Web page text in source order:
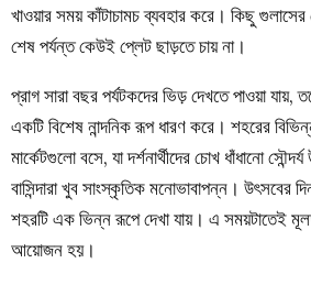
খাওয়ার সময় কাঁটাচামচ ব্যবহার করে। কিছু
শেষ পর্যন্ত কেউই প্লেট ছাড়তে চায় না।
প্রাগ সারা বছর পর্যটকদের ভিড় দেখতে পাওয়া যায়,
একটি বিশেষ নান্দনিক রূপ ধারণ করে। শহরের
মার্কেটগুলো বসে, যা দর্শনার্থীদের চোখ ধাঁধানো
বাসিন্দারা খুব সাংস্কৃতিক মনোভাবাপন্ন। উৎসবের
শহরটি এক ভিন্ন রূপে দেখা যায়। এ সময়টাতেই
আয়োজন হয়।